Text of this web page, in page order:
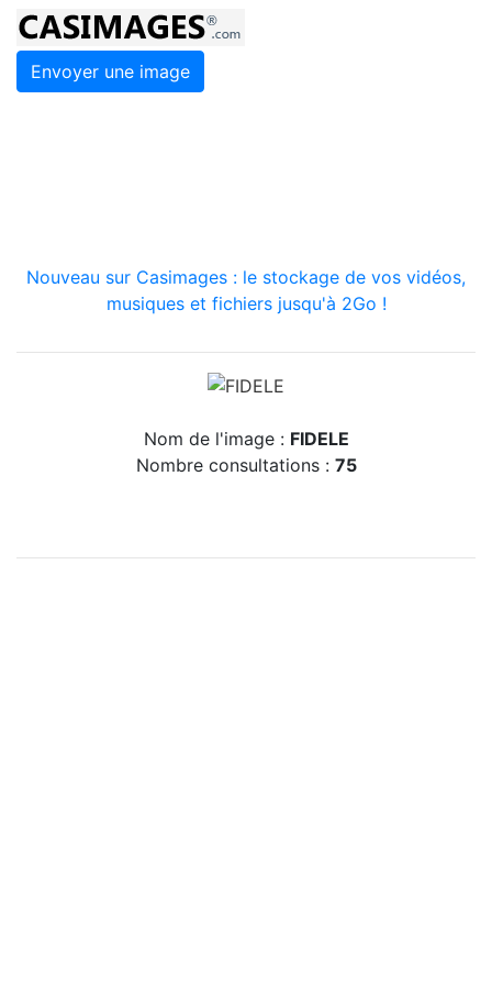
Envoyer une image
Nouveau sur Casimages : le stockage de vos vidéos,
musiques et fichiers jusqu'à 2Go !
Nom de l'image : FIDELE
Nombre consultations : 75